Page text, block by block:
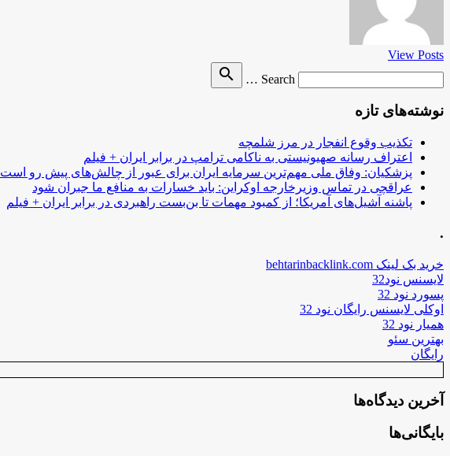
View Posts
Search …
search
نوشته‌های تازه
تکذیب وقوع انفجار در مرز شلمچه
اعتراف رسانه صهیونیستی به ناکامی ترامپ در برابر ایران + فیلم
پزشکیان: وفاق ملی مهم‌ترین سرمایه ایران برای عبور از چالش‌های پیش رو است
عراقچی در تماس وزیرخارجه اوکراین: باید خسارات به منافع ما جبران شود
پاشنه آشیل‌های آمریکا؛ از کمبود مهمات تا بن‌بست راهبردی در برابر ایران + فیلم
.
خرید بک لینک behtarinbacklink.com
لایسنس نود32
پسورد نود 32
اوکلی لایسنس رایگان نود 32
همیار نود 32
بهترین سئو
رایگان
آخرین دیدگاه‌ها
بایگانی‌ها